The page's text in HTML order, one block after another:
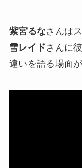
紫宮るなさんは
雪レイドさんに
違いを語る場面